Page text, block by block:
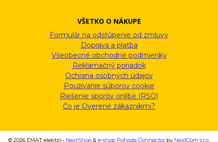
VŠETKO O NÁKUPE
Formulár na odstúpenie od zmluvy
Doprava a platba
Všeobecné obchodné podmienky
Reklamačný poriadok
Ochrana osobných údajov
Používanie súborov cookie
Riešenie sporov onlibe (RSO)
Čo je Overené zákazníkmi?
© 2026 EMAT elektro • NextShop & e-shop Pohoda Connector by NextCom s.r.o.